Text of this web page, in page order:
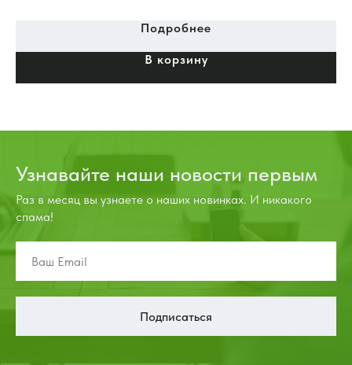
устройствах, в гидросистемах дорожно-строительных
(гидросистема тормозов, гидро-система рабочего
оборудования).
Подробнее
В корзину
Узнавайте наши новости первым
Раз в месяц вы узнаете о наших новинках. И никакого
спама!
Подписаться